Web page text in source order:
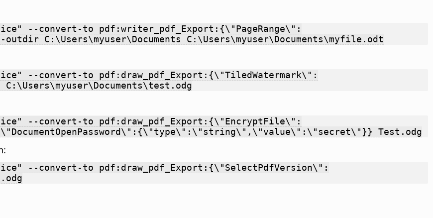
--convert-to pdf:writer_pdf_Export:{\"PageRange\":
C:\Users\myuser\Documents\myfile.odt
--convert-to pdf:draw_pdf_Export:{\"TiledWatermark\":
--convert-to pdf:draw_pdf_Export:{\"EncryptFile\":
Test.odg
--convert-to pdf:draw_pdf_Export:{\"SelectPdfVersion\":